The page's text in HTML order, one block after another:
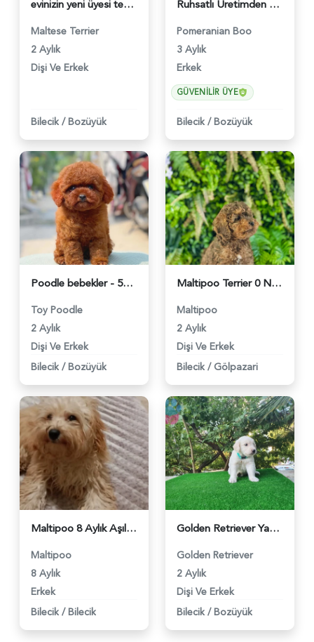
evinizin yeni üyesi teacup maltese terrier bebekler - 6383
Maltese Terrier
2 Aylık
Dişi Ve Erkek
Bilecik / Bozüyük
Ruhsatlı Üretimden Pomeranian Boo Yavrumuz | Sağlık Garantili - 5813
Pomeranian Boo
3 Aylık
Erkek
GÜVENILIR ÜYE
Bilecik / Bozüyük
Poodle bebekler - 5985
Toy Poodle
2 Aylık
Dişi Ve Erkek
Bilecik / Bozüyük
Maltipoo Terrier 0 Numara Dişi ve Erkek - 2280
Maltipoo
2 Aylık
Dişi Ve Erkek
Bilecik / Gölpazari
Maltipoo 8 Aylık Aşıları Tam - 2024
Maltipoo
8 Aylık
Erkek
Bilecik / Bilecik
Golden Retriever Yavrularımız 2 Aylık - 543
Golden Retriever
2 Aylık
Dişi Ve Erkek
Bilecik / Bozüyük